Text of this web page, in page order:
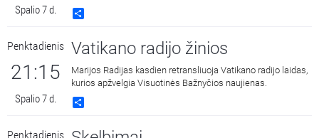
Spalio 7 d.
Penktadienis
21:15
Spalio 7 d.
Vatikano radijo žinios
Marijos Radijas kasdien retransliuoja Vatikano radijo laidas,
kurios apžvelgia Visuotinės Bažnyčios naujienas.
Penktadienis